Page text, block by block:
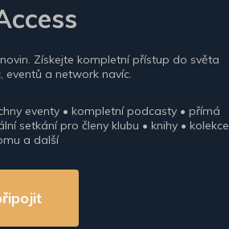
Získejte kompletní přístup do světa
eventů a network navíc.
eventy • kompletní podcasty • přímá
setkání pro členy klubu • knihy • kolekce
a další